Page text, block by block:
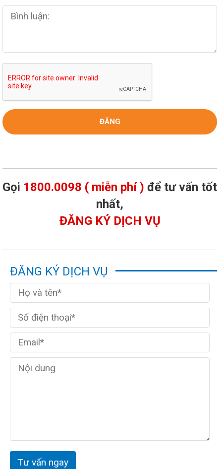
Gọi 1800.0098 ( miễn phí ) để tư vấn tốt
nhất,
ĐĂNG KÝ DỊCH VỤ
ĐĂNG KÝ DỊCH VỤ